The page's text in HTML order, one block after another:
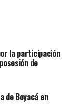
la participación
de
de Boyacá en